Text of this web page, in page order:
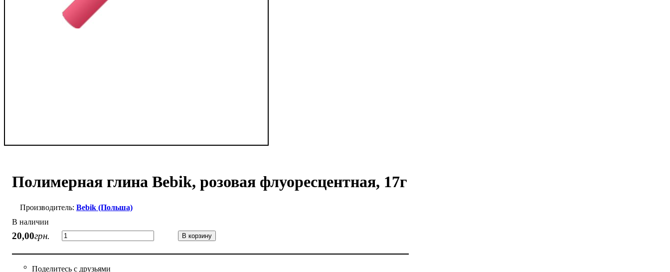
Полимерная глина Bebik, розовая флуоресцентная, 17г
Bebik (Польша)
В наличии
20,00грн. В корзину